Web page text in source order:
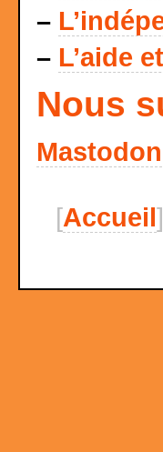
–
– L’aide
Nous
Mastodon
[Accueil